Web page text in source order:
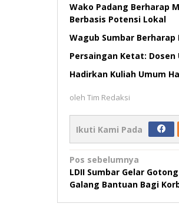
Wako Padang Berharap
Berbasis Potensi Lokal
Wagub Sumbar
Persaingan Ketat:
Hadirkan Kuliah Umum
oleh Tim Redaksi
Ikuti Kami Pada
Navigasi
pos
Pos sebelumnya
LDII Sumbar Gelar
Galang Bantuan Bagi